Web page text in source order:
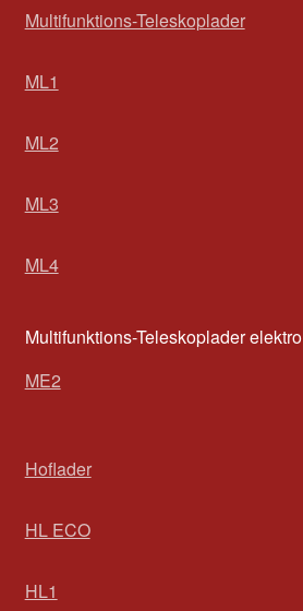
Multifunktions-Teleskoplader
ML1
ML2
ML3
ML4
Multifunktions-Teleskoplader elektro
ME2
Hoflader
HL ECO
HL1